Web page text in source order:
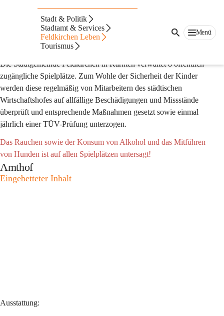
Stadt & Politik
Stadtamt & Services
Feldkirchen Leben
Tourismus
Menü
Allgemeine Information
Spielplätze
Die Stadtgemeinde Feldkirchen in Kärnten verwaltet 8 öffentlich
zugängliche Spielplätze. Zum Wohle der Sicherheit der Kinder
werden diese regelmäßig von Mitarbeitern des städtischen
Wirtschaftshofes auf allfällige Beschädigungen und Missstände
überprüft und entsprechende Maßnahmen gesetzt sowie einmal
jährlich einer TÜV-Prüfung unterzogen.
Das Rauchen sowie der Konsum von Alkohol und das Mitführen
von Hunden ist auf allen Spielplätzen untersagt!
Amthof
Eingebetteter Inhalt
Ausstattung: